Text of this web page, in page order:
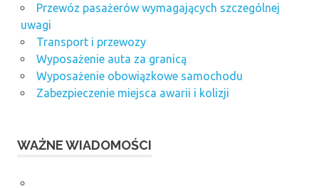
Przewóz pasażerów wymagających szczególnej
uwagi
Transport i przewozy
Wyposażenie auta za granicą
Wyposażenie obowiązkowe samochodu
Zabezpieczenie miejsca awarii i kolizji
WAŻNE WIADOMOŚCI